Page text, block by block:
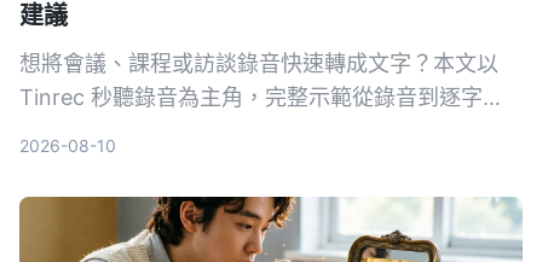
建議
想將會議、課程或訪談錄音快速轉成文字？本文以
Tinrec 秒聽錄音為主角，完整示範從錄音到逐字
音轉文字方案。
2026-08-10